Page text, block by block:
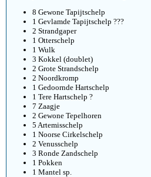
8 Gewone Tapijtschelp
1 Gevlamde Tapijtschelp ???
2 Strandgaper
1 Otterschelp
1 Wulk
3 Kokkel (doublet)
2 Grote Strandschelp
2 Noordkromp
1 Gedoornde Hartschelp
1 Tere Hartschelp ?
7 Zaagje
2 Gewone Tepelhoren
5 Artemisschelp
1 Noorse Cirkelschelp
2 Venusschelp
3 Ronde Zandschelp
1 Pokken
1 Mantel sp.